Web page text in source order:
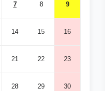
7 8 9
14 15 16
21 22 23
28 29 30